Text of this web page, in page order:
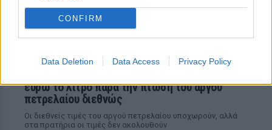
CONFIRM
Data Deletion Data Access Privacy Policy
ευρώ το λίτρο παρά την πτώση του αργού
πετρελαίου διεθνώς
Οι διεθνείς τιμές του αργού πετρελαίου υποχωρούν, αλλά
στα πρατήρια οι τιμές δεν ακολουθούν